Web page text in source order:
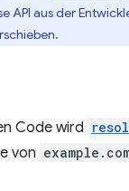
API aus der
Code wird
von